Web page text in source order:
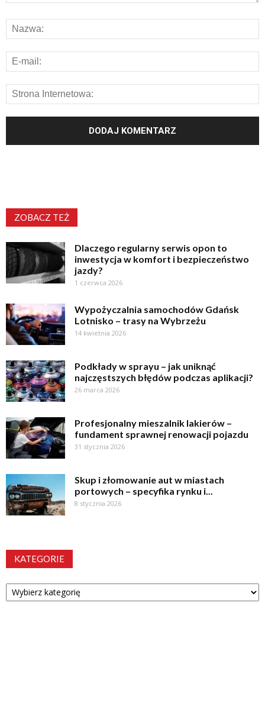
ZOBACZ TEŻ
Dlaczego regularny serwis opon to
inwestycja w komfort i bezpieczeństwo
jazdy?
1 czerwca 2026
Wypożyczalnia samochodów Gdańsk
Lotnisko – trasy na Wybrzeżu
14 kwietnia 2026
Podkłady w sprayu – jak uniknąć
najczęstszych błędów podczas aplikacji?
26 marca 2026
Profesjonalny mieszalnik lakierów –
fundament sprawnej renowacji pojazdu
31 stycznia 2026
Skup i złomowanie aut w miastach
portowych – specyfika rynku i...
8 stycznia 2026
KATEGORIE
Kategorie